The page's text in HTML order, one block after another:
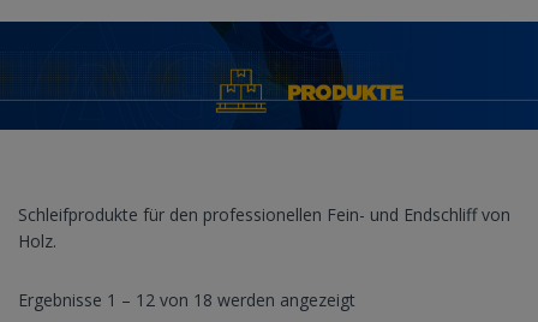
Schleifprodukte für den professionellen Fein- und Endschliff von
Holz.
Ergebnisse 1 – 12 von 18 werden angezeigt